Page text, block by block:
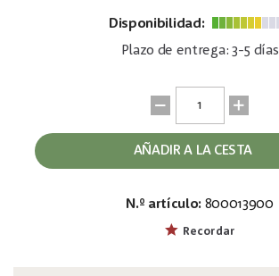
Disponibilidad:
Plazo de entrega: 3-5 días
AÑADIR A LA CESTA
N.º artículo: 800013900
Recordar